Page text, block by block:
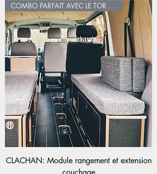
COMBO PARFAIT AVEC LE TORRIDON
CLACHAN: Module rangement et extension